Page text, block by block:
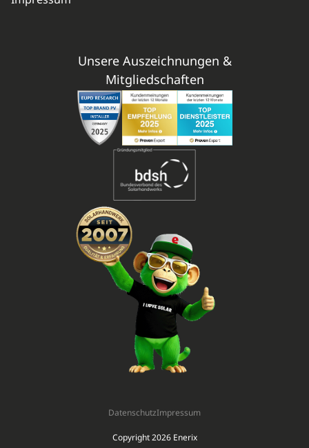
Unsere Auszeichnungen &
Mitgliedschaften
Copyright 2026 Enerix
DatenschutzImpressum